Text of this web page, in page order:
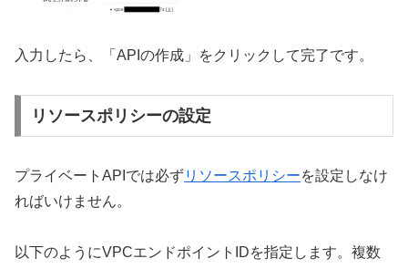
入力したら、「APIの作成」をクリックして完了です。
リソースポリシーの設定
プライベートAPIでは必ずリソースポリシーを設定しなけ
ればいけません。
以下のようにVPCエンドポイントIDを指定します。複数